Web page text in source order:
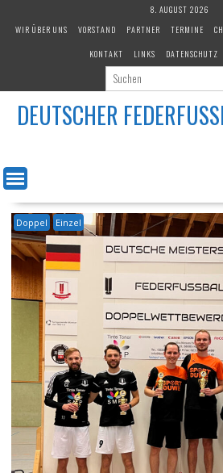
8. AUGUST 2026
WIR ÜBER UNS
VORSTAND PARTNER TERMINE
KONTAKT
LINKS DATENSCHUTZ
DEUTSCHER
Doppel Einzel